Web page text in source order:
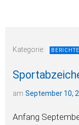
Kategorie:
am September 10,
Anfang